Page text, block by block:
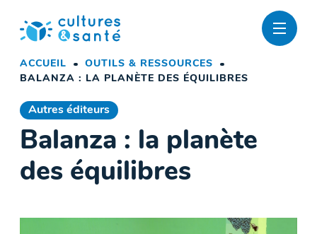
contenu
ACCUEIL
OUTILS & RESSOURCES
BALANZA : LA PLANÈTE DES ÉQUILIBRES
Autres éditeurs
Balanza : la planète
des équilibres